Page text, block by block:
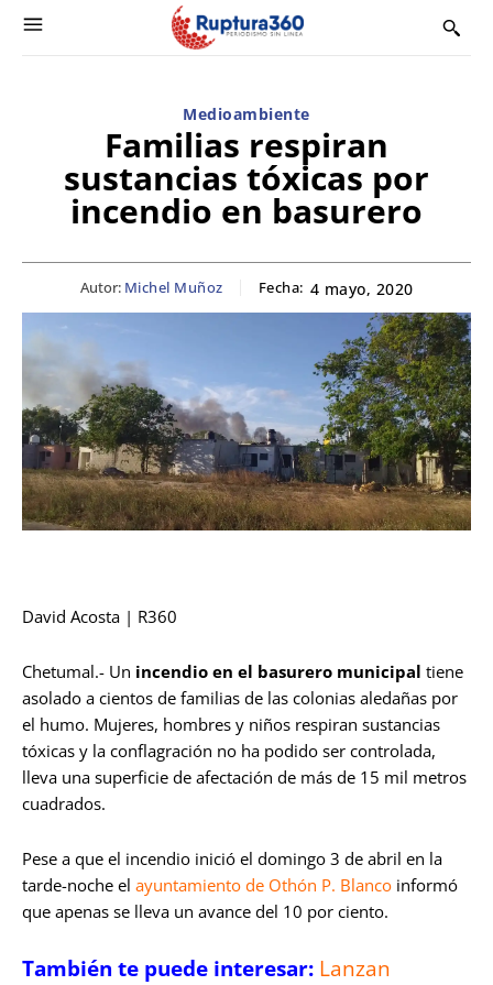
Medioambiente
Familias respiran
sustancias tóxicas por
incendio en basurero
Autor: Michel Muñoz Fecha: 4 mayo, 2020
David Acosta | R360
Chetumal.- Un incendio en el basurero municipal tiene
asolado a cientos de familias de las colonias aledañas por
el humo. Mujeres, hombres y niños respiran sustancias
tóxicas y la conflagración no ha podido ser controlada,
lleva una superficie de afectación de más de 15 mil metros
cuadrados.
Pese a que el incendio inició el domingo 3 de abril en la
tarde-noche el ayuntamiento de Othón P. Blanco informó
que apenas se lleva un avance del 10 por ciento.
También te puede interesar: Lanzan